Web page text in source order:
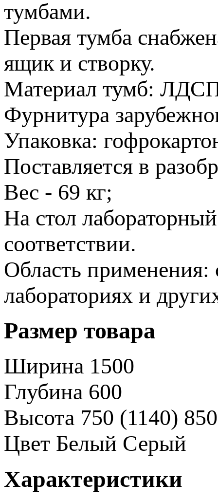
тумбами.
Первая тумба
ящик и створку.
Материал тумб:
Фурнитура
Упаковка:
Поставляется в
Вес - 69 кг;
На стол
соответствии.
Область применения:
лабораториях и
Размер товара
Ширина 1500
Глубина 600
Высота 750 (1140)
Цвет Белый Серый
Характеристики